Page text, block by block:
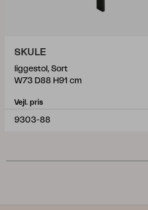
SKULE
liggestol, Sort
W73 D88 H91 cm
Vejl. pris
9303-88